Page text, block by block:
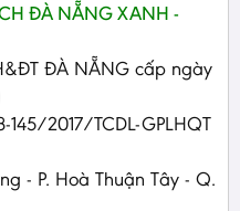
ĐÀ NẴNG XANH -
ĐÀ NẴNG cấp ngày
145/2017/TCDL-GPLHQT
- P. Hoà Thuận Tây - Q.